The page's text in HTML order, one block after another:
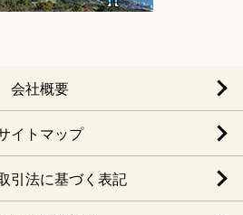
会社概要
イトマップ
引法に基づく表記